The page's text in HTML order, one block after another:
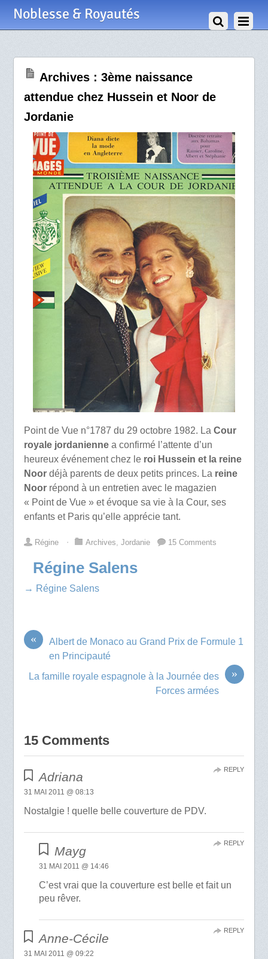
Noblesse & Royautés
Archives : 3ème naissance
attendue chez Hussein et Noor de
Jordanie
Point de Vue n°1787 du 29 octobre 1982. La Cour
royale jordanienne a confirmé l’attente d’un
heureux événement chez le roi Hussein et la reine
Noor déjà parents de deux petits princes. La reine
Noor répond à un entretien avec le magazien
« Point de Vue » et évoque sa vie à la Cour, ses
enfants et Paris qu’elle apprécie tant.
Régine ⋅ Archives Jordanie 15 Comments
Régine Salens
→ Régine Salens
«
Albert de Monaco au Grand Prix de Formule 1
en Principauté
»
La famille royale espagnole à la Journée des
Forces armées
15 Comments
Adriana
31 MAI 2011 @ 08:13
Nostalgie ! quelle belle couverture de PDV.
REPLY
Mayg
31 MAI 2011 @ 14:46
C’est vrai que la couverture est belle et fait un
peu rêver.
REPLY
Anne-Cécile
31 MAI 2011 @ 09:22
REPLY